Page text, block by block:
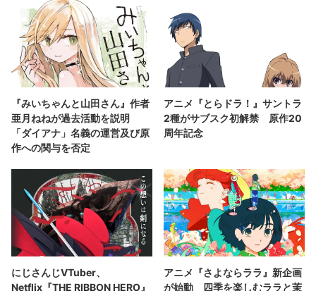
『みいちゃんと山田さん』作者
亜月ねねが過去活動を説明
「ダイアナ」名義の運営及び原
作への関与を否定
アニメ『とらドラ！』サントラ
2種がサブスク初解禁 原作20
周年記念
にじさんじVTuber、
Netflix『THE RIBBON HERO』
アニメ『さよならララ』新企画
が始動 四季を楽しむララと茉